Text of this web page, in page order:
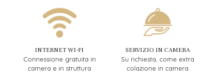
INTERNET WI-FI
Connessione gratuita in
camera e in struttura
SERVIZIO IN CAMERA
Su richiesta, come extra
colazione in camera